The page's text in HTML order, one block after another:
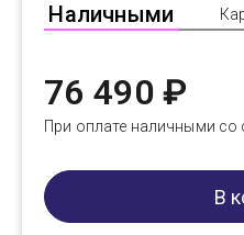
Наличными
76 490 ₽
При оплате наличными со
В